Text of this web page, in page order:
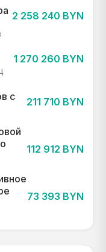
2 258 240 BYN
1 270 260 BYN
с
211 710 BYN
112 912 BYN
73 393 BYN